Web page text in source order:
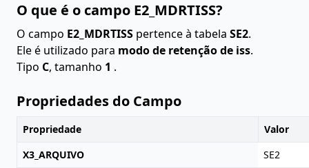
O que é o campo E2_MDRTISS?
O campo E2_MDRTISS pertence à tabela SE2.
Ele é utilizado para modo de retenção de iss.
Tipo C, tamanho 1 .
Propriedades do Campo
Propriedade
Valor
X3_ARQUIVO
SE2